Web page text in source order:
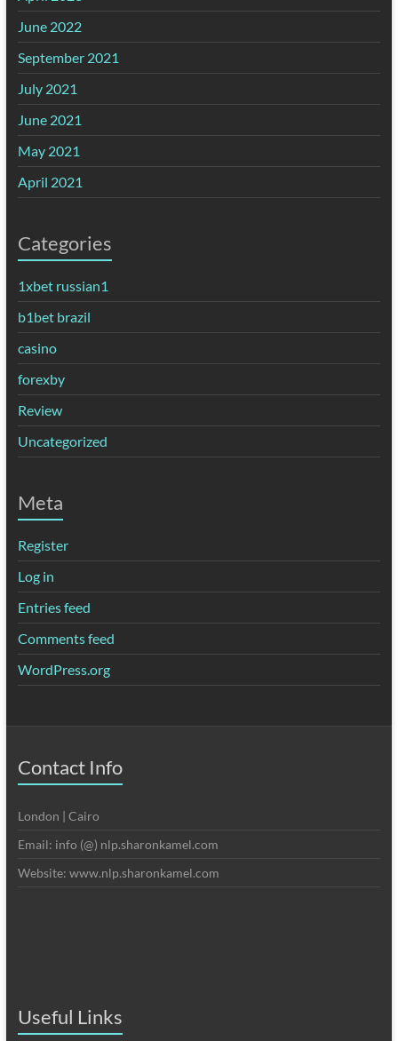
June 2022
September 2021
July 2021
June 2021
May 2021
April 2021
Categories
1xbet russian1
b1bet brazil
casino
forexby
Review
Uncategorized
Meta
Register
Log in
Entries feed
Comments feed
WordPress.org
Contact Info
London | Cairo
Email: info (@) nlp.sharonkamel.com
Website: www.nlp.sharonkamel.com
Useful Links